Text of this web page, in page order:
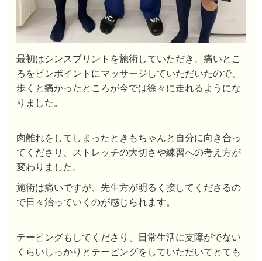
最初はシンスプリントを施術していただき、痛いとこ
ろをピンポイントにマッサージしていただいたので、
歩くと痛かったところが今では徐々に走れるようにな
りました。
肉離れをしてしまったときもちゃんと自分に向き合っ
てくださり、ストレッチの大切さや練習への考え方が
変わりました。
施術は痛いですが、先生方が明るく接してくださるの
で日々治っていくのが感じられます。
テーピングもしてくださり、日常生活に支障がでない
くらいしっかりとテーピングをしていただいてとても